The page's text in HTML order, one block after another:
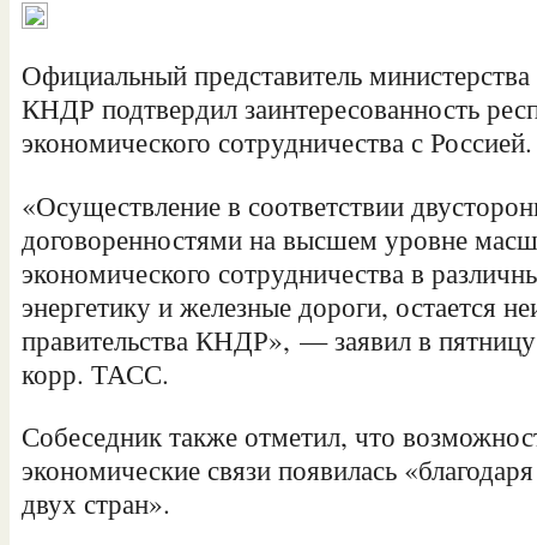
Официальный представитель
КНДР подтвердил заинтересованность
экономического сотрудничества с Россией.
«Осуществление в соответствии
договоренностями на высшем уровне
экономического сотрудничества в
энергетику и железные дороги, остается
правительства КНДР», — заявил в
корр. ТАСС.
Собеседник также отметил, что
экономические связи появилась
двух стран».